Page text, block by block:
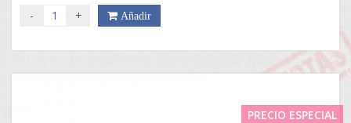
- + Añadir
PRECIO ESPECIAL